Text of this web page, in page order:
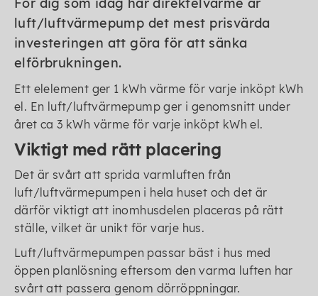
luft/luftvärmepump det mest prisvärda
investeringen att göra för att sänka
elförbrukningen.
Ett elelement ger 1 kWh värme för varje inköpt kWh
el. En luft/luftvärmepump ger i genomsnitt under
året ca 3 kWh värme för varje inköpt kWh el.
Viktigt med rätt placering
Det är svårt att sprida varmluften från
luft/luftvärmepumpen i hela huset och det är
därför viktigt att inomhusdelen placeras på rätt
ställe, vilket är unikt för varje hus.
Luft/luftvärmepumpen passar bäst i hus med
öppen planlösning eftersom den varma luften har
svårt att passera genom dörröppningar.